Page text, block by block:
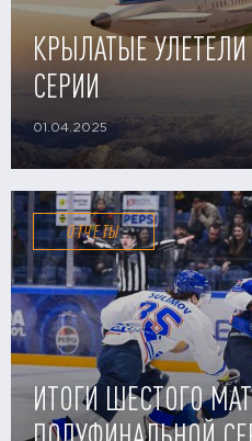
КРЫЛАТЫЕ
СЕРИИ
01.04.2025
ОТЧЕТЫ
ИТОГИ ШЕСТОГО